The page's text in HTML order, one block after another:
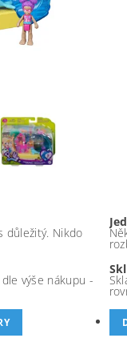
důležitý. Nikdo
výše nákupu -